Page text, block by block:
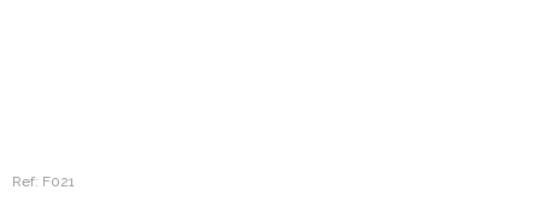
Ref: F021